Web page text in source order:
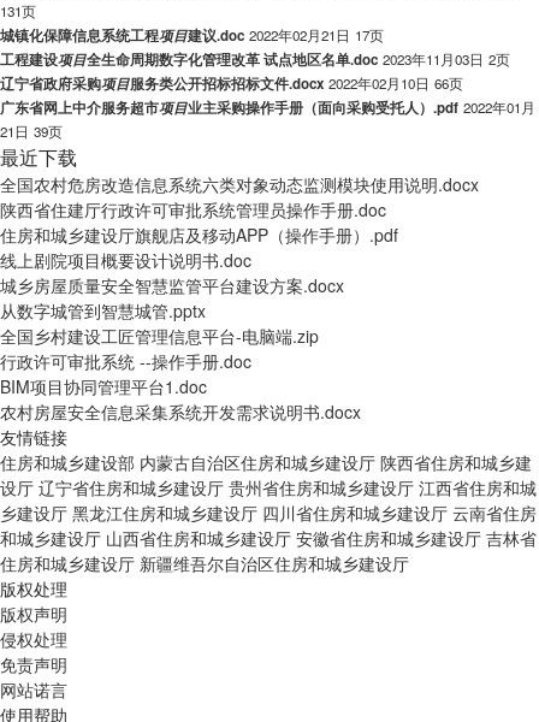
131页
城镇化保障信息系统工程项目建议.doc 2022年02月21日 17页
工程建设项目全生命周期数字化管理改革 试点地区名单.doc 2023年11月03日 2页
辽宁省政府采购项目服务类公开招标招标文件.docx 2022年02月10日 66页
广东省网上中介服务超市项目业主采购操作手册（面向采购受托人）.pdf 2022年01月
21日 39页
最近下载
全国农村危房改造信息系统六类对象动态监测模块使用说明.docx
陕西省住建厅行政许可审批系统管理员操作手册.doc
住房和城乡建设厅旗舰店及移动APP（操作手册）.pdf
线上剧院项目概要设计说明书.doc
城乡房屋质量安全智慧监管平台建设方案.docx
从数字城管到智慧城管.pptx
全国乡村建设工匠管理信息平台-电脑端.zip
行政许可审批系统 --操作手册.doc
BIM项目协同管理平台1.doc
农村房屋安全信息采集系统开发需求说明书.docx
友情链接
住房和城乡建设部 内蒙古自治区住房和城乡建设厅 陕西省住房和城乡建
设厅 辽宁省住房和城乡建设厅 贵州省住房和城乡建设厅 江西省住房和城
乡建设厅 黑龙江住房和城乡建设厅 四川省住房和城乡建设厅 云南省住房
和城乡建设厅 山西省住房和城乡建设厅 安徽省住房和城乡建设厅 吉林省
住房和城乡建设厅 新疆维吾尔自治区住房和城乡建设厅
版权处理
版权声明
侵权处理
免责声明
网站诺言
使用帮助